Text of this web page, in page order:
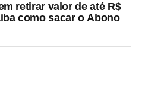
retirar valor de até R$
como sacar o Abono